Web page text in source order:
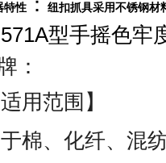
特性 纽扣抓具采用不锈钢材
型手摇色牢
：
适用范围】
棉、化纤、混